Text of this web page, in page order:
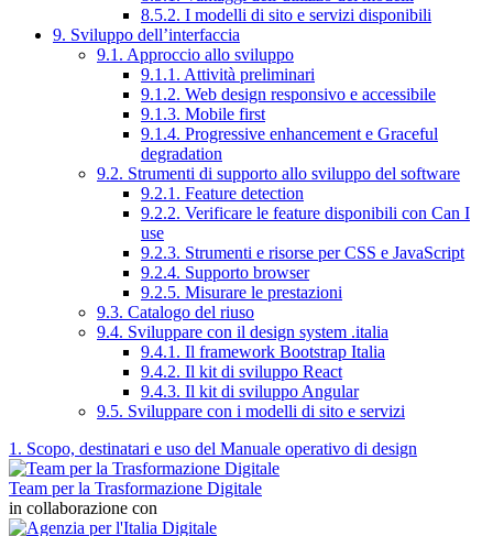
8.5.2. I modelli di sito e servizi disponibili
9. Sviluppo dell’interfaccia
9.1. Approccio allo sviluppo
9.1.1. Attività preliminari
9.1.2. Web design responsivo e accessibile
9.1.3. Mobile first
9.1.4. Progressive enhancement e Graceful
degradation
9.2. Strumenti di supporto allo sviluppo del software
9.2.1. Feature detection
9.2.2. Verificare le feature disponibili con Can I
use
9.2.3. Strumenti e risorse per CSS e JavaScript
9.2.4. Supporto browser
9.2.5. Misurare le prestazioni
9.3. Catalogo del riuso
9.4. Sviluppare con il design system .italia
9.4.1. Il framework Bootstrap Italia
9.4.2. Il kit di sviluppo React
9.4.3. Il kit di sviluppo Angular
9.5. Sviluppare con i modelli di sito e servizi
1. Scopo, destinatari e uso del Manuale operativo di design
Team per la Trasformazione Digitale
in collaborazione con